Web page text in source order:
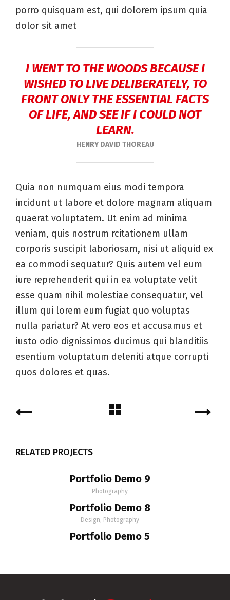
porro quisquam est, qui dolorem ipsum quia
dolor sit amet
I WENT TO THE WOODS BECAUSE I
WISHED TO LIVE DELIBERATELY, TO
FRONT ONLY THE ESSENTIAL FACTS
OF LIFE, AND SEE IF I COULD NOT
LEARN.
HENRY DAVID THOREAU
Quia non numquam eius modi tempora
incidunt ut labore et dolore magnam aliquam
quaerat voluptatem. Ut enim ad minima
veniam, quis nostrum rcitationem ullam
corporis suscipit laboriosam, nisi ut aliquid ex
ea commodi sequatur? Quis autem vel eum
iure reprehenderit qui in ea voluptate velit
esse quam nihil molestiae consequatur, vel
illum qui lorem eum fugiat quo voluptas
nulla pariatur? At vero eos et accusamus et
iusto odio dignissimos ducimus qui blanditiis
esentium voluptatum deleniti atque corrupti
quos dolores et quas.
RELATED PROJECTS
Portfolio Demo 9
Photography
Portfolio Demo 8
Design, Photography
Portfolio Demo 5